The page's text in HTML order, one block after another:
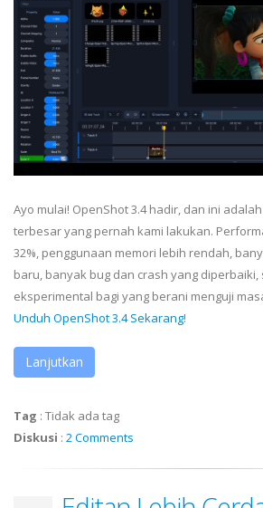
Ayo mulai! OpenShot 3.4 hadir, dan ini
terbesar yang pernah kami lakukan.
32%, penggunaan memori lebih rendah,
baru, banyak bug dan crash yang diperbaiki,
eksperimental bagi yang berani menguji
Unduh OpenShot 3.4 Sekarang!
Lanjutkan
Tag : Tidak ada tag
Diskusi : 2 Comments